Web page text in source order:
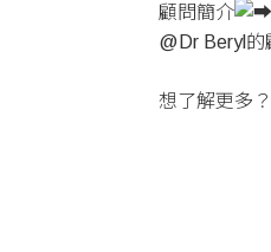
顧問簡介
@Dr Beryl的
想了解更多